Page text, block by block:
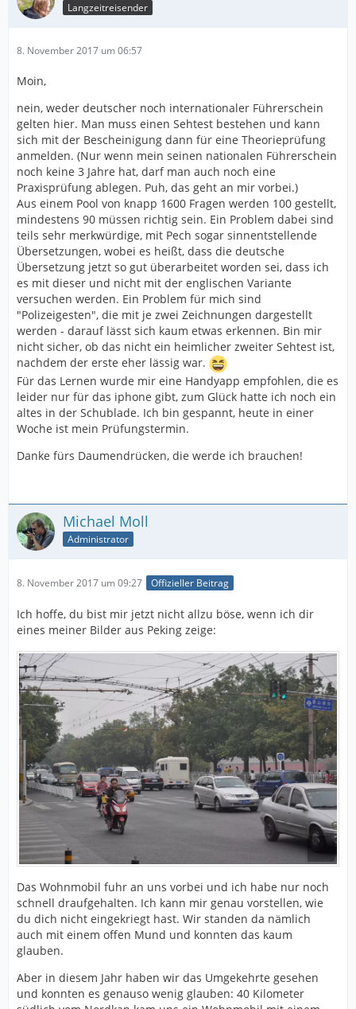
Langzeitreisender
8. November 2017 um 06:57
Moin,
nein, weder deutscher noch internationaler Führerschein
gelten hier. Man muss einen Sehtest bestehen und kann
sich mit der Bescheinigung dann für eine Theorieprüfung
anmelden. (Nur wenn mein seinen nationalen Führerschein
noch keine 3 Jahre hat, darf man auch noch eine
Praxisprüfung ablegen. Puh, das geht an mir vorbei.)
Aus einem Pool von knapp 1600 Fragen werden 100 gestellt,
mindestens 90 müssen richtig sein. Ein Problem dabei sind
teils sehr merkwürdige, mit Pech sogar sinnentstellende
Übersetzungen, wobei es heißt, dass die deutsche
Übersetzung jetzt so gut überarbeitet worden sei, dass ich
es mit dieser und nicht mit der englischen Variante
versuchen werden. Ein Problem für mich sind
"Polizeigesten", die mit je zwei Zeichnungen dargestellt
werden - darauf lässt sich kaum etwas erkennen. Bin mir
nicht sicher, ob das nicht ein heimlicher zweiter Sehtest ist,
nachdem der erste eher lässig war.
Für das Lernen wurde mir eine Handyapp empfohlen, die es
leider nur für das iphone gibt, zum Glück hatte ich noch ein
altes in der Schublade. Ich bin gespannt, heute in einer
Woche ist mein Prüfungstermin.
Danke fürs Daumendrücken, die werde ich brauchen!
Michael Moll
Administrator
8. November 2017 um 09:27 Offizieller Beitrag
Ich hoffe, du bist mir jetzt nicht allzu böse, wenn ich dir
eines meiner Bilder aus Peking zeige:
Das Wohnmobil fuhr an uns vorbei und ich habe nur noch
schnell draufgehalten. Ich kann mir genau vorstellen, wie
du dich nicht eingekriegt hast. Wir standen da nämlich
auch mit einem offen Mund und konnten das kaum
glauben.
Aber in diesem Jahr haben wir das Umgekehrte gesehen
und konnten es genauso wenig glauben: 40 Kilometer